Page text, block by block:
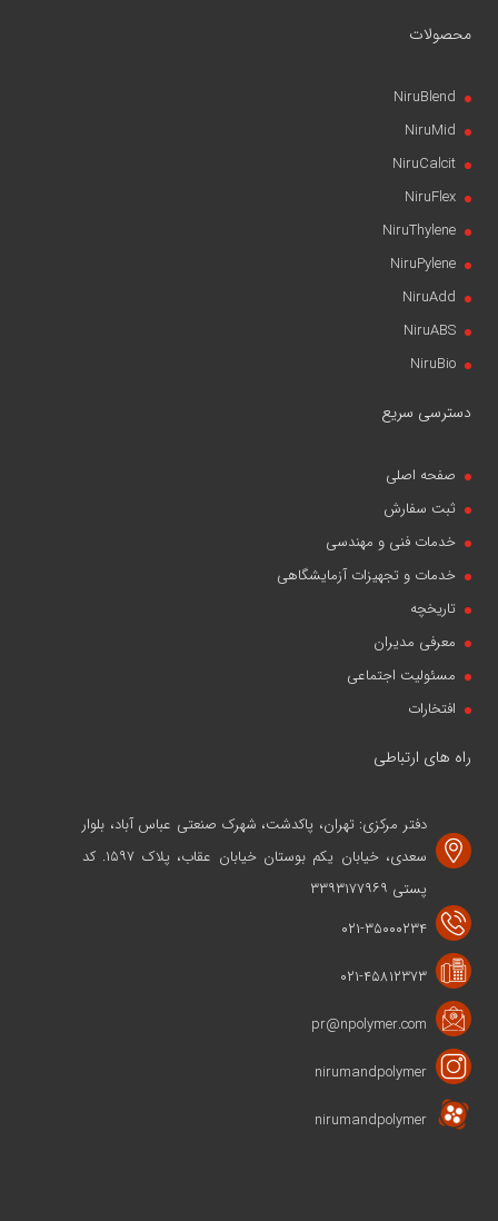
محصولات
NiruBlend
NiruMid
NiruCalcit
NiruFlex
NiruThylene
NiruPylene
NiruAdd
NiruABS
NiruBio
دسترسی سریع
صفحه اصلی
ثبت سفارش
خدمات فنی و مهندسی
خدمات و تجهیزات آزمایشگاهی
تاریخچه
معرفی مدیران
مسئولیت اجتماعی
افتخارات
راه های ارتباطی
دفتر مرکزی: تهران، پاکدشت، شهرک صنعتی عباس آباد، بلوار
سعدی، خیابان یکم بوستان خیابان عقاب، پلاک ۱۵۹۷. کد
پستی ۳۳۹۳۱۷۷۹۶۹
۰۲۱-۳۵۰۰۰۲۳۴
۰۲۱-۴۵۸۱۲۳۷۳
pr@npolymer.com
nirumandpolymer
nirumandpolymer